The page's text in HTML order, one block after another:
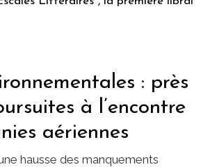
: près
à l’encontre
aériennes
hausse des manquements